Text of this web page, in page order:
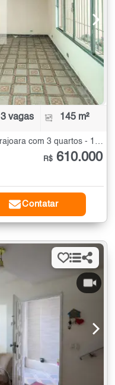
3 vagas 145 m²
R$ 610.000
Contatar